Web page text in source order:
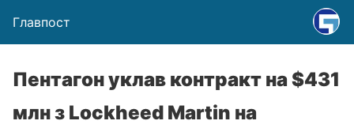
Главпост
Пентагон уклав контракт на $431
млн з Lockheed Martin на